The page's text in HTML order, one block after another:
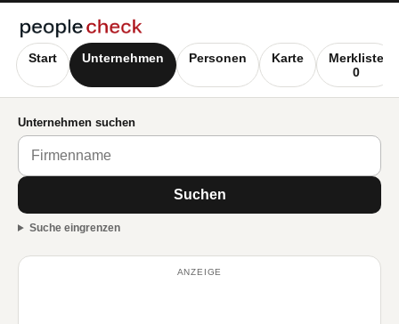
Start Unternehmen Personen Karte
Merkliste
0
Unternehmen suchen
Suchen
Suche eingrenzen
ANZEIGE